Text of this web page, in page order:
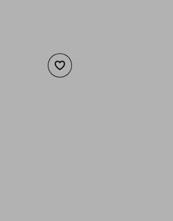
Добави към списъка с